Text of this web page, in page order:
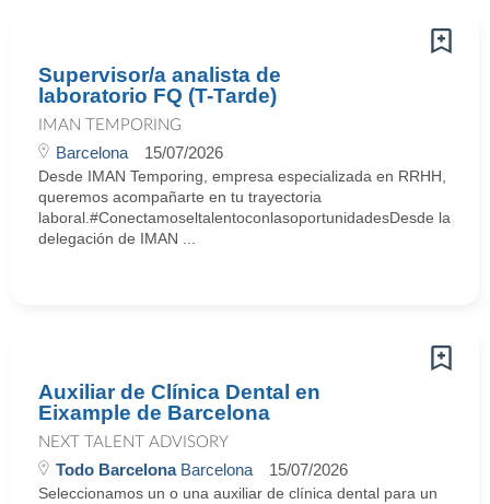
Supervisor/a analista de
laboratorio FQ (T-Tarde)
IMAN TEMPORING
Barcelona 15/07/2026
Desde IMAN Temporing, empresa especializada en RRHH,
queremos acompañarte en tu trayectoria
laboral.#ConectamoseltalentoconlasoportunidadesDesde la
delegación de IMAN ...
Auxiliar de Clínica Dental en
Eixample de Barcelona
NEXT TALENT ADVISORY
Todo BarcelonaBarcelona 15/07/2026
Seleccionamos un o una auxiliar de clínica dental para un